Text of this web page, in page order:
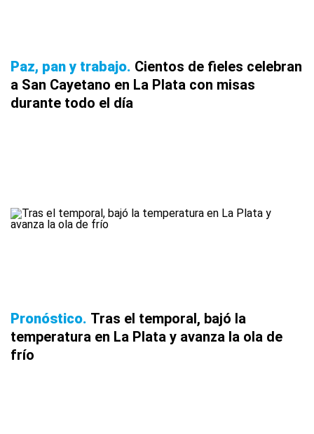
Paz, pan y trabajo Cientos de fieles celebran
a San Cayetano en La Plata con misas
durante todo el día
Pronóstico Tras el temporal, bajó la
temperatura en La Plata y avanza la ola de
frío